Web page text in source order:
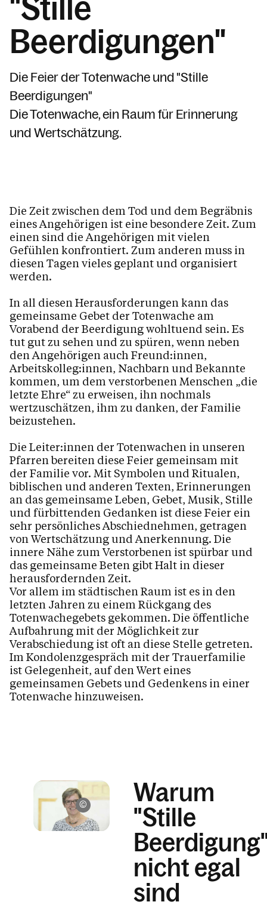
Kranken- Hausbesuche
Die Feier der Totenwache und "Stille
Beerdigungen"
Kranken- /Hausbesuche
Spiritualität
(Wieder) Eintritt in die Kirche
Ministrant:innen
Familiengottesdienste / Kinderkirche
mit Tim
Kinder / Jugend / Familie
Kirche
Bücherei
Katholisches Bildungswerk Dornbirn
Rohrbach
Offener Kühlschrank
Kalender
Personen
Kontakt
"Stille
Beerdigungen"
Die Feier der Totenwache und "Stille
Beerdigungen"
Die Totenwache, ein Raum für Erinnerung
und Wertschätzung.
Die Zeit zwischen dem Tod und dem Begräbnis
eines Angehörigen ist eine besondere Zeit. Zum
einen sind die Angehörigen mit vielen
Gefühlen konfrontiert. Zum anderen muss in
diesen Tagen vieles geplant und organisiert
werden.
In all diesen Herausforderungen kann das
gemeinsame Gebet der Totenwache am
Vorabend der Beerdigung wohltuend sein. Es
tut gut zu sehen und zu spüren, wenn neben
den Angehörigen auch Freund:innen,
Arbeitskolleg:innen, Nachbarn und Bekannte
kommen, um dem verstorbenen Menschen „die
letzte Ehre“ zu erweisen, ihn nochmals
wertzuschätzen, ihm zu danken, der Familie
beizustehen.
Die Leiter:innen der Totenwachen in unseren
Pfarren bereiten diese Feier gemeinsam mit
der Familie vor. Mit Symbolen und Ritualen,
biblischen und anderen Texten, Erinnerungen
an das gemeinsame Leben, Gebet, Musik, Stille
und fürbittenden Gedanken ist diese Feier ein
sehr persönliches Abschiednehmen, getragen
von Wertschätzung und Anerkennung. Die
innere Nähe zum Verstorbenen ist spürbar und
das gemeinsame Beten gibt Halt in dieser
herausfordernden Zeit.
Vor allem im städtischen Raum ist es in den
letzten Jahren zu einem Rückgang des
Totenwachegebets gekommen. Die öffentliche
Aufbahrung mit der Möglichkeit zur
Verabschiedung ist oft an diese Stelle getreten.
Im Kondolenzgespräch mit der Trauerfamilie
ist Gelegenheit, auf den Wert eines
gemeinsamen Gebets und Gedenkens in einer
Totenwache hinzuweisen.
Warum
"Stille
nicht egal
sind